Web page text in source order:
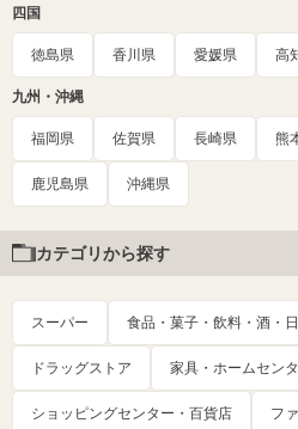
四国
徳島県 香川県 愛媛県 高
九州・沖縄
福岡県 佐賀県 長崎県 熊
鹿児島県 沖縄県
カテゴリから探す
スーパー 食品・菓子・飲料・酒・
ドラッグストア 家具・ホームセン
ショッピングセンター・百貨店 フ